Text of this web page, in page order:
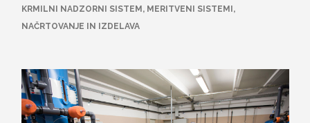
ZAPOSLENI
ZAPOSLITEV
POŠLJI POVPRAŠEVANJE
SI
KRMILNI NADZORNI SISTEM, MERITVENI SISTEMI,
NAČRTOVANJE IN IZDELAVA